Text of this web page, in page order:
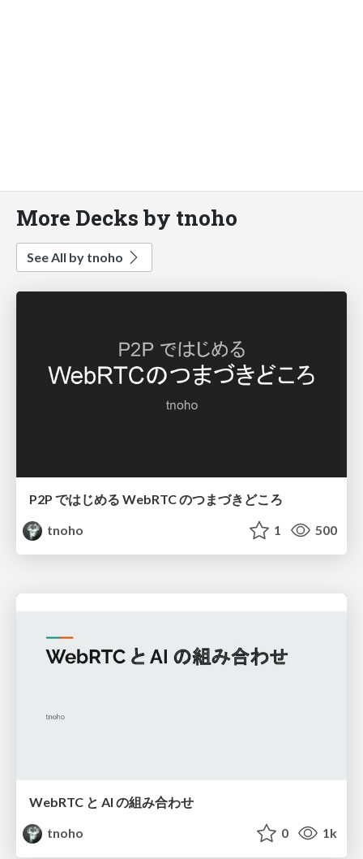
More Decks by tnoho
See All by tnoho
P2P ではじめる WebRTC のつまづきどころ
tnoho
1 500
WebRTC と AI の組み合わせ
tnoho
0 1k